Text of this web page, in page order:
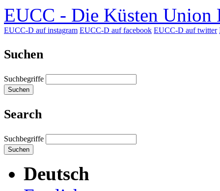
EUCC - Die Küsten Union
EUCC-D auf instagram EUCC-D auf facebook EUCC-D auf twitter
Suchen
Suchbegriffe
Suchen
Search
Suchbegriffe
Suchen
Deutsch